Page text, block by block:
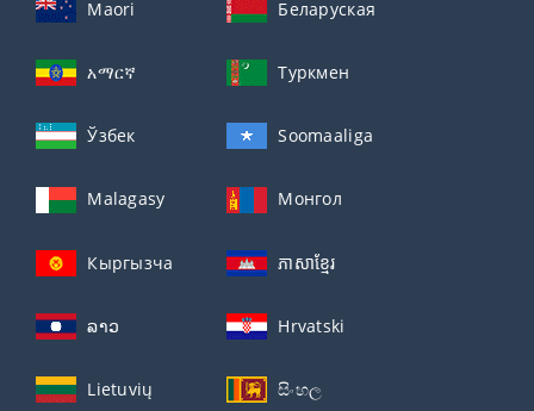
Maori Беларуская
አማርኛ Туркмен
Ўзбек Soomaaliga
Malagasy Монгол
Кыргызча ភាសាខ្មែរ
ລາວ Hrvatski
Lietuvių සිංහල